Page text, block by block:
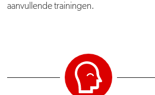
aanvullende trainingen.